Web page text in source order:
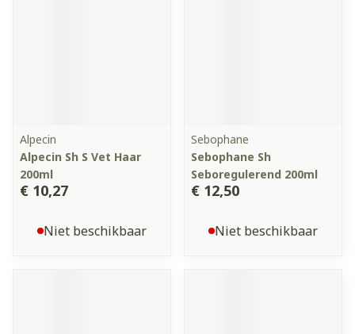
Alpecin
Alpecin Sh S Vet Haar
200ml
€ 10,27
Niet beschikbaar
Sebophane
Sebophane Sh
Seboregulerend 200ml
€ 12,50
Niet beschikbaar